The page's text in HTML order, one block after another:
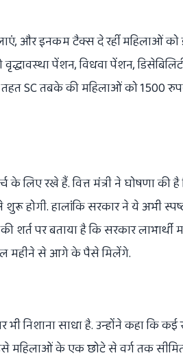
और इनकम टैक्स दे रहीं महिलाओं
पेंशन, विधवा पेंशन,
SC तबके की महिलाओं को 1500
के लिए रखे हैं. वित्त मंत्री ने घोषणा की
होगी. हालांकि सरकार ने ये अभी
पर बताया है कि सरकार लाभार्थी
महीने से आगे के पैसे मिलेंगे.
भी निशाना साधा है. उन्होंने कहा कि कई
महिलाओं के एक छोटे से वर्ग तक